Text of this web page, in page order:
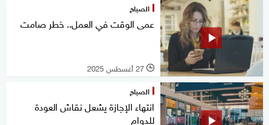
الصباح
عمى الوقت في العمل.. خطر صامت
l 27 أغسطس 2025
الصباح
انتهاء الإجازة يشعل نقاش العودة
للدوام